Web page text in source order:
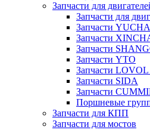
Запчасти для
Запчасти для
Запчасти
Запчасти
Запчасти
Запчасти YTO
Запчасти
Запчасти SIDA
Запчасти
Поршневые
Запчасти для КПП
Запчасти для мостов